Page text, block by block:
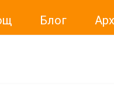
Блог